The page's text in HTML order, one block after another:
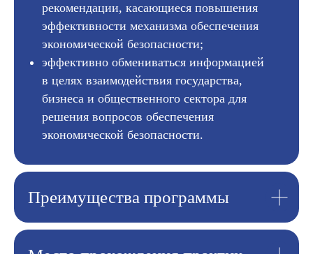
рекомендации, касающиеся повышения
эффективности механизма обеспечения
экономической безопасности;
эффективно обмениваться информацией
в целях взаимодействия государства,
бизнеса и общественного сектора для
решения вопросов обеспечения
экономической безопасности.
Преимущества программы